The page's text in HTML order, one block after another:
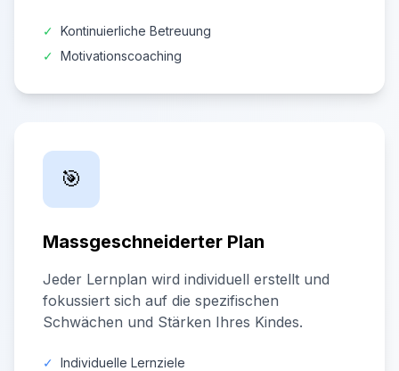
✓ Kontinuierliche Betreuung
✓ Motivationscoaching
🎯
Massgeschneiderter Plan
Jeder Lernplan wird individuell erstellt und
fokussiert sich auf die spezifischen
Schwächen und Stärken Ihres Kindes.
✓ Individuelle Lernziele